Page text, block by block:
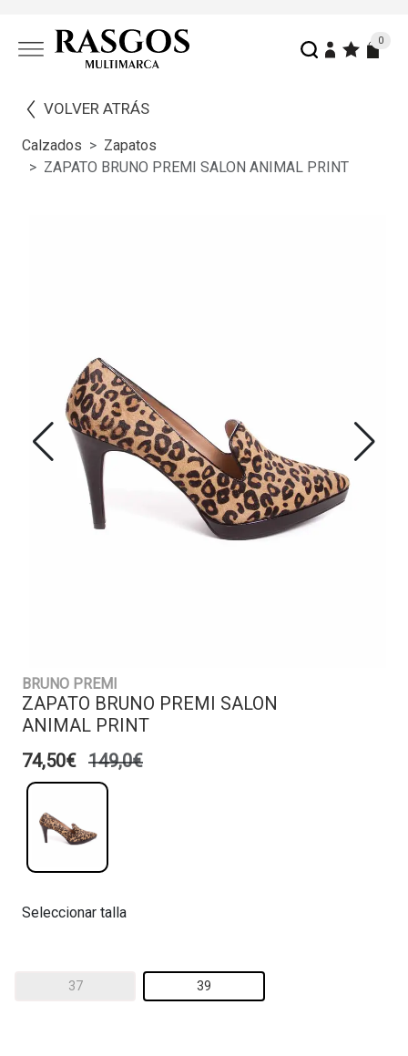
0
VOLVER ATRÁS
Calzados
Zapatos
ZAPATO BRUNO PREMI SALON ANIMAL PRINT
BRUNO PREMI
ZAPATO BRUNO PREMI SALON
ANIMAL PRINT
74,50€ 149,0€
Seleccionar talla
37 39